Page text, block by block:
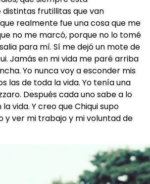
frutillitas que van
realmente fue una cosa que me
no me marcó, porque no lo tomé
para mí. Sí me dejó un mote de
Jamás en mi vida me paré arriba
Yo nunca voy a esconder mis
las de toda la vida. Yo tenía una
Después cada uno sabe a lo
vida. Y creo que Chiqui supo
y ver mi trabajo y mi voluntad de